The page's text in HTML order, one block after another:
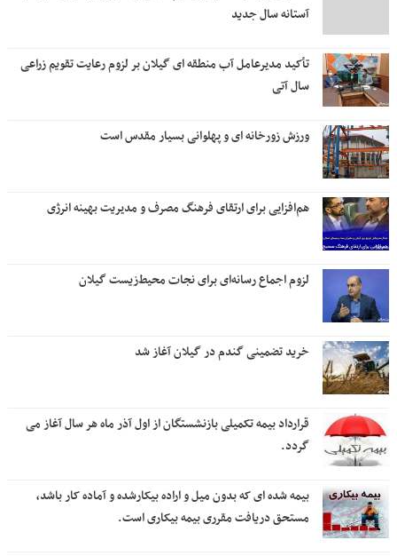
آستانه سال جدید
تأکید مدیرعامل آب منطقه ای گیلان بر لزوم رعایت تقویم زراعی‌
سال آتی
ورزش زورخانه ای و پهلوانی بسیار مقدس است
هم‌افزایی برای ارتقای فرهنگ مصرف و مدیریت بهینه انرژی
لزوم اجماع رسانه‌ای برای نجات محیط‌زیست گیلان
خرید تضمینی گندم در گیلان آغاز شد
قرارداد بیمه تکمیلی بازنشستگان از اول آذر ماه هر سال آغاز می
گردد.
بیمه شده ای که بدون میل و اراده بیکارشده و آماده کار باشد،
مستحق دریافت مقرری بیمه بیکاری است.